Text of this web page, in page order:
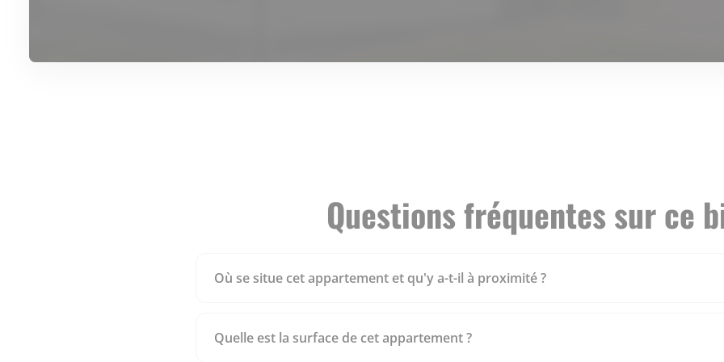
Questions fréquentes sur ce
Où se situe cet appartement et qu'y a-t-il à proximité ?
Quelle est la surface de cet appartement ?